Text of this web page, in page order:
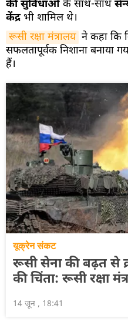
की सुविधाओं के साथ-साथ
केंद्र भी शामिल थे।
रूसी रक्षा मंत्रालय ने कहा कि
सफलतापूर्वक निशाना बनाया
हैं।
यूक्रेन संकट
रूसी सेना की बढ़त से
की चिंता: रूसी रक्षा
14 जून , 18:41